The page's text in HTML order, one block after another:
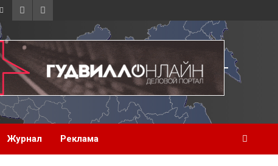
Журнал Реклама